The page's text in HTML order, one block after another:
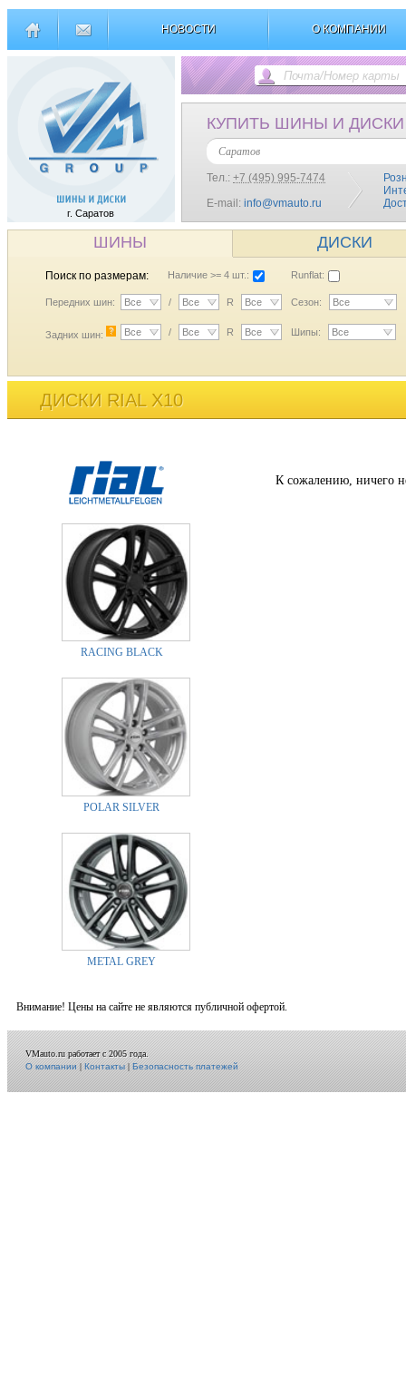
НОВОСТИ О КОМПАНИИ
г. Саратов
КУПИТЬ ШИНЫ И ДИСКИ
Саратов
Тел.: +7 (495) 995-7474
E-mail: info@vmauto.ru
ШИНЫ ДИСКИ
Поиск по размерам: Наличие >= 4 шт.: Runflat:
Передних шин: Все / Все R Все Сезон: Все
Задних шин: ? Все / Все R Все Шипы: Все
ДИСКИ RIAL X10
RACING BLACK
POLAR SILVER
METAL GREY
К сожалению, ничего
Внимание! Цены на сайте не являются публичной офертой.
VMauto.ru работает с 2005 года.
О компании|Контакты|Безопасность платежей